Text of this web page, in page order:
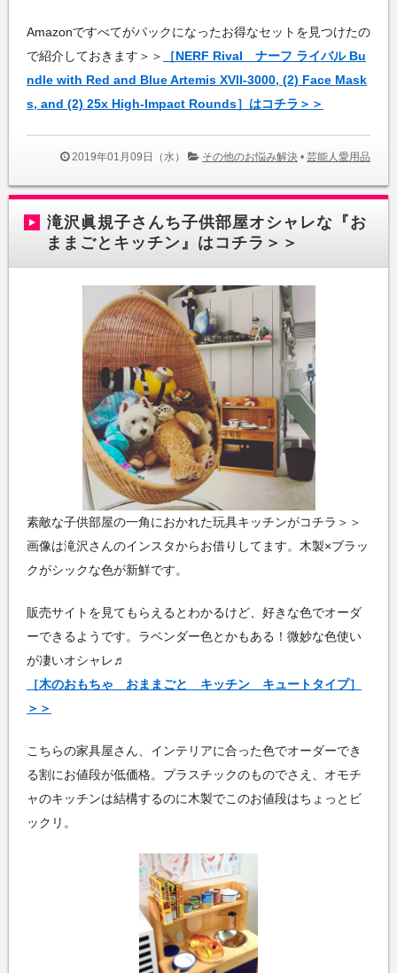
Amazonですべてがパックになったお得なセットを見つけたの
で紹介しておきます＞＞
［NERF Rival ナーフ ライバル Bu
ndle with Red and Blue Artemis XVll-3000, (2) Face Mask
s, and (2) 25x High-Impact Rounds］はコチラ＞＞
2019年01月09日（水） その他のお悩み解決 • 芸能人愛用品
滝沢眞規子さんち子供部屋オシャレな『お
ままごとキッチン』はコチラ＞＞
素敵な子供部屋の一角におかれた玩具キッチンがコチラ＞＞
画像は滝沢さんのインスタからお借りしてます。木製×ブラッ
クがシックな色が新鮮です。
販売サイトを見てもらえるとわかるけど、好きな色でオーダ
ーできるようです。ラベンダー色とかもある！微妙な色使い
が凄いオシャレ♬
［木のおもちゃ おままごと キッチン キュートタイプ］
＞＞
こちらの家具屋さん、インテリアに合った色でオーダーでき
る割にお値段が低価格。プラスチックのものでさえ、オモチ
ャのキッチンは結構するのに木製でこのお値段はちょっとビ
ックリ。